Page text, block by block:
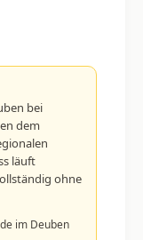
bei
dem
läuft
ohne
im Deuben